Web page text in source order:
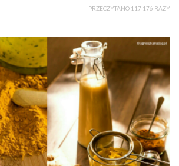
PRZECZYTANO 117 176 RAZY